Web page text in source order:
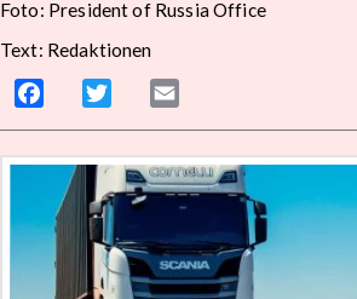
Foto: President of Russia Office
Text: Redaktionen
Facebook Twitter